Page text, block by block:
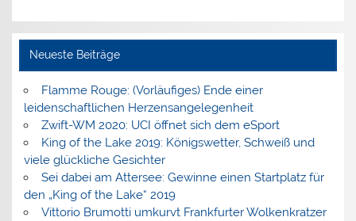
Neueste Beiträge
Flamme Rouge: (Vorläufiges) Ende einer
leidenschaftlichen Herzensangelegenheit
Zwift-WM 2020: UCI öffnet sich dem eSport
King of the Lake 2019: Königswetter, Schweiß und
viele glückliche Gesichter
Sei dabei am Attersee: Gewinne einen Startplatz für
den „King of the Lake“ 2019
Vittorio Brumotti umkurvt Frankfurter Wolkenkratzer